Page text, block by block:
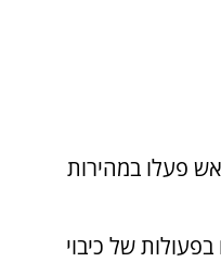
פעלו במהירות
של כיבוי